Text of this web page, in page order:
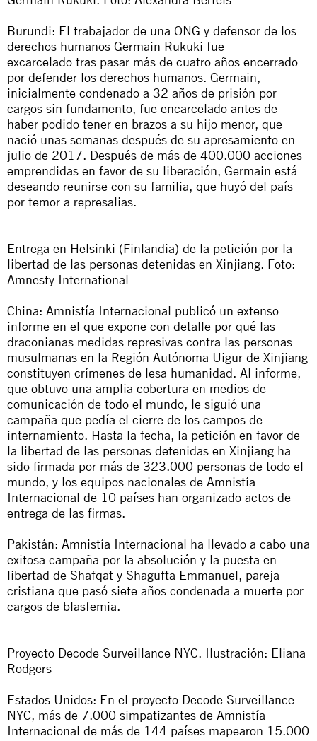
Burundi: El trabajador de una ONG y defensor de los
derechos humanos Germain Rukuki fue
excarcelado tras pasar más de cuatro años encerrado
por defender los derechos humanos. Germain,
inicialmente condenado a 32 años de prisión por
cargos sin fundamento, fue encarcelado antes de
haber podido tener en brazos a su hijo menor, que
nació unas semanas después de su apresamiento en
julio de 2017. Después de más de 400.000 acciones
emprendidas en favor de su liberación, Germain está
deseando reunirse con su familia, que huyó del país
por temor a represalias.
Entrega en Helsinki (Finlandia) de la petición por la
libertad de las personas detenidas en Xinjiang. Foto:
Amnesty International
China: Amnistía Internacional publicó un extenso
informe en el que expone con detalle por qué las
draconianas medidas represivas contra las personas
musulmanas en la Región Autónoma Uigur de Xinjiang
constituyen crímenes de lesa humanidad. Al informe,
que obtuvo una amplia cobertura en medios de
comunicación de todo el mundo, le siguió una
campaña que pedía el cierre de los campos de
internamiento. Hasta la fecha, la petición en favor de
la libertad de las personas detenidas en Xinjiang ha
sido firmada por más de 323.000 personas de todo el
mundo, y los equipos nacionales de Amnistía
Internacional de 10 países han organizado actos de
entrega de las firmas.
Pakistán: Amnistía Internacional ha llevado a cabo una
exitosa campaña por la absolución y la puesta en
libertad de Shafqat y Shagufta Emmanuel, pareja
cristiana que pasó siete años condenada a muerte por
cargos de blasfemia.
Proyecto Decode Surveillance NYC. Ilustración: Eliana
Rodgers
Estados Unidos: En el proyecto Decode Surveillance
NYC, más de 7.000 simpatizantes de Amnistía
Internacional de más de 144 países mapearon 15.000